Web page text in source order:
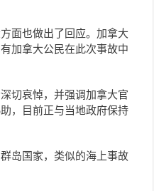
面也做出了回应。加拿大
加拿大公民在此次事故中
切哀悼，并强调加拿大官
，目前正与当地政府保持
岛国家，类似的海上事故